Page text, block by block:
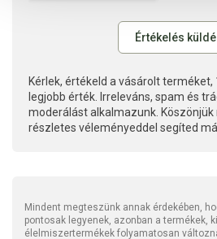
Kérlek, értékeld a vásárolt terméket,
legjobb érték. Irreleváns, spam és
moderálást alkalmazunk. Köszönjük
részletes véleményeddel segíted
Mindent megteszünk annak érdekében,
pontosak legyenek, azonban a termékek,
élelmiszertermékek folyamatosan